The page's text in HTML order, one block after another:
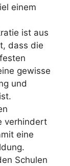
einem
ist aus
dass die
gewisse
und
verhindert
eine
Schulen